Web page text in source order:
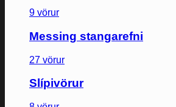
9 vörur
Messing stangarefni
27 vörur
Slípivörur